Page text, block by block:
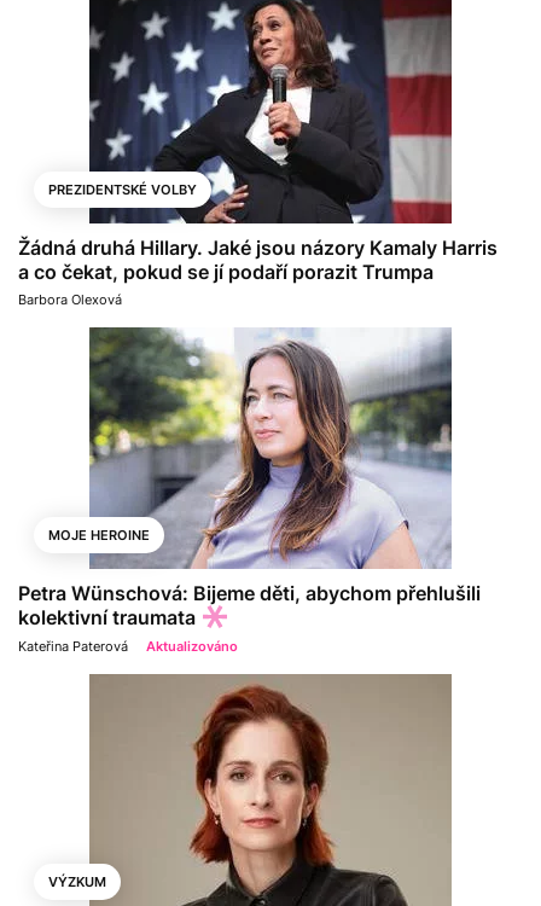
PREZIDENTSKÉ VOLBY
Žádná druhá Hillary. Jaké jsou názory Kamaly Harris
a co čekat, pokud se jí podaří porazit Trumpa
Barbora Olexová
MOJE HEROINE
Petra Wünschová: Bijeme děti, abychom přehlušili
kolektivní traumata
Kateřina Paterová Aktualizováno
VÝZKUM